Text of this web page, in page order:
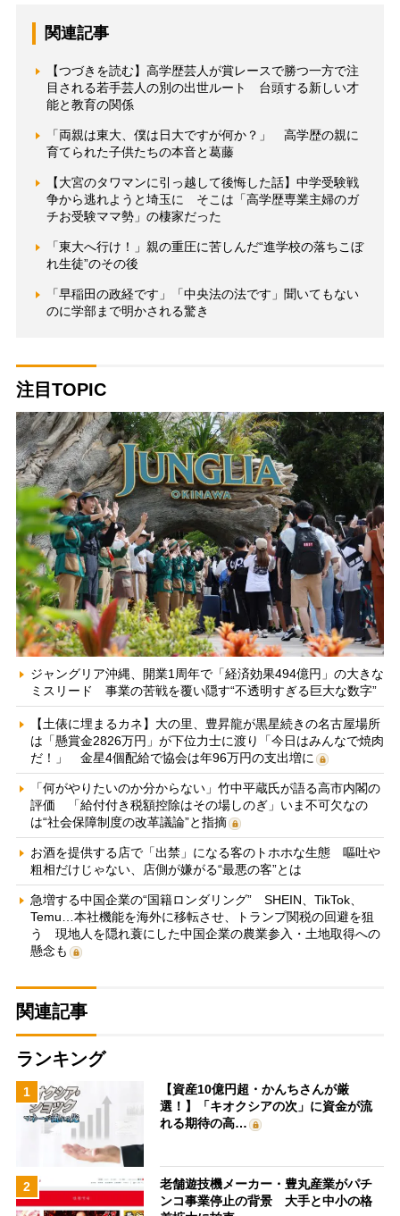
関連記事
【つづきを読む】高学歴芸人が賞レースで勝つ一方で注
目される若手芸人の別の出世ルート 台頭する新しい才
能と教育の関係
「両親は東大、僕は日大ですが何か？」 高学歴の親に
育てられた子供たちの本音と葛藤
【大宮のタワマンに引っ越して後悔した話】中学受験戦
争から逃れようと埼玉に そこは「高学歴専業主婦のガ
チお受験ママ勢」の棲家だった
「東大へ行け！」親の重圧に苦しんだ“進学校の落ちこぼ
れ生徒”のその後
「早稲田の政経です」「中央法の法です」聞いてもない
のに学部まで明かされる驚き
注目TOPIC
ジャングリア沖縄、開業1周年で「経済効果494億円」の大きな
ミスリード 事業の苦戦を覆い隠す“不透明すぎる巨大な数字”
【土俵に埋まるカネ】大の里、豊昇龍が黒星続きの名古屋場所
は「懸賞金2826万円」が下位力士に渡り「今日はみんなで焼肉
だ！」 金星4個配給で協会は年96万円の支出増に
「何がやりたいのか分からない」竹中平蔵氏が語る高市内閣の
評価 「給付付き税額控除はその場しのぎ」いま不可欠なの
は“社会保障制度の改革議論”と指摘
お酒を提供する店で「出禁」になる客のトホホな生態 嘔吐や
粗相だけじゃない、店側が嫌がる“最悪の客”とは
急増する中国企業の“国籍ロンダリング” SHEIN、TikTok、
Temu…本社機能を海外に移転させ、トランプ関税の回避を狙
う 現地人を隠れ蓑にした中国企業の農業参入・土地取得への
懸念も
関連記事
ランキング
1
【資産10億円超・かんちさんが厳
選！】「キオクシアの次」に資金が流
れる期待の高…
2
老舗遊技機メーカー・豊丸産業がパチ
ンコ事業停止の背景 大手と中小の格